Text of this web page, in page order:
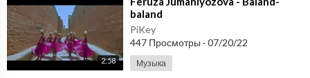
2:58
baland
PiKey
447 Просмотры · 07/20/22
Музыка